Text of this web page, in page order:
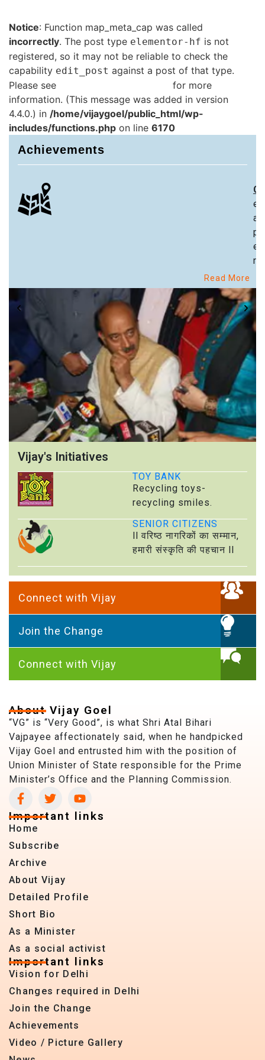
Notice: Function map_meta_cap was called
incorrectly. The post type elementor-hf is not
registered, so it may not be reliable to check the
capability edit_post against a post of that type.
Please see
for more
information. (This message was added in version
4.4.0.) in /home/vijaygoel/public_html/wp-
includes/functions.php on line 6170
Achievements
Read More
Vijay's Initiatives
TOY BANK
Recycling toys-
recycling smiles.
SENIOR CITIZENS
ll वरिष्ठ नागरिकों का सम्मान,
हमारी संस्कृति की पहचान ll
Connect with Vijay
Join the Change
Connect with Vijay
About Vijay Goel
“VG” is “Very Good”, is what Shri Atal Bihari
Vajpayee affectionately said, when he handpicked
Vijay Goel and entrusted him with the position of
Union Minister of State responsible for the Prime
Minister’s Office and the Planning Commission.
Important links
Home
Subscribe
Archive
About Vijay
Detailed Profile
Short Bio
As a Minister
As a social activist
Important links
Vision for Delhi
Changes required in Delhi
Join the Change
Achievements
Video / Picture Gallery